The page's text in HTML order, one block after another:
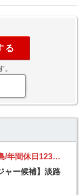
る
。
【ホテル_マネージャー候補】淡路島/年間休日123日/経験者歓迎/オンライン面接可/移住サポート充実/夜勤無し
ャー候補】淡路